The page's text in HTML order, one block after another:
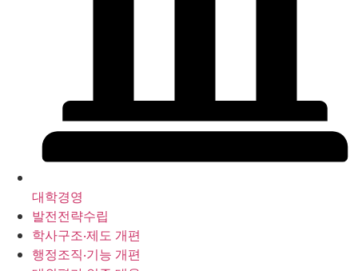
대학경영
발전전략수립
학사구조‧제도 개편
행정조직‧기능 개편